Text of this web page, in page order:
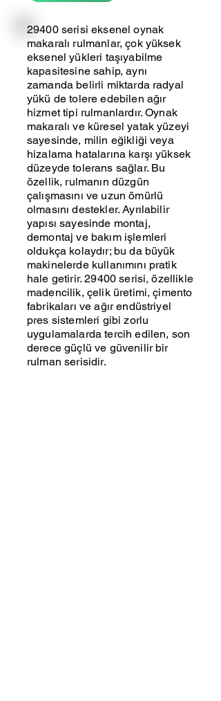
29400 serisi eksenel oynak
makaralı rulmanlar, çok yüksek
eksenel yükleri taşıyabilme
kapasitesine sahip, aynı
zamanda belirli miktarda radyal
yükü de tolere edebilen ağır
hizmet tipi rulmanlardır. Oynak
makaralı ve küresel yatak yüzeyi
sayesinde, milin eğikliği veya
hizalama hatalarına karşı yüksek
düzeyde tolerans sağlar. Bu
özellik, rulmanın düzgün
çalışmasını ve uzun ömürlü
olmasını destekler. Ayrılabilir
yapısı sayesinde montaj,
demontaj ve bakım işlemleri
oldukça kolaydır; bu da büyük
makinelerde kullanımını pratik
hale getirir. 29400 serisi, özellikle
madencilik, çelik üretimi, çimento
fabrikaları ve ağır endüstriyel
pres sistemleri gibi zorlu
uygulamalarda tercih edilen, son
derece güçlü ve güvenilir bir
rulman serisidir.